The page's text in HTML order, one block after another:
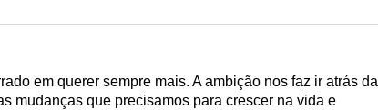
em querer sempre mais. A ambição nos faz ir atrás da
mudanças que precisamos para crescer na vida e